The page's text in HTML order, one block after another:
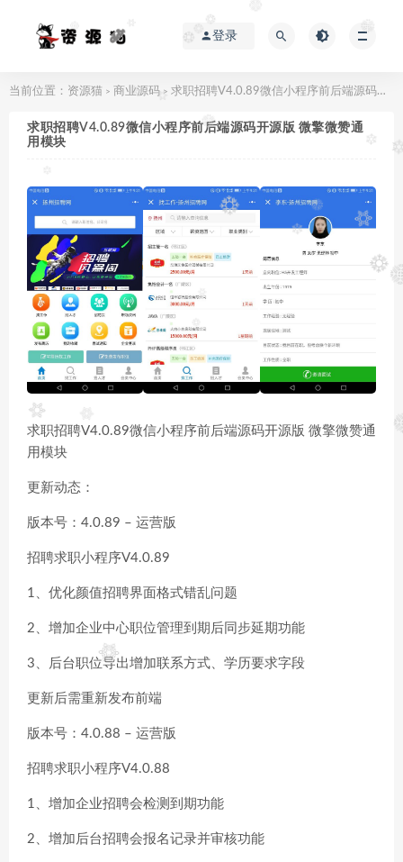
登录
当前位置： 资源猫 > 商业源码 > 求职招聘V4.0.89微信小程序前后端源码开源版 微擎微赞通用模块
求职招聘V4.0.89微信小程序前后端源码开源版 微擎微赞通
用模块
求职招聘V4.0.89微信小程序前后端源码开源版 微擎微赞通
用模块
更新动态：
版本号：4.0.89 – 运营版
招聘求职小程序V4.0.89
1、优化颜值招聘界面格式错乱问题
2、增加企业中心职位管理到期后同步延期功能
3、后台职位导出增加联系方式、学历要求字段
更新后需重新发布前端
版本号：4.0.88 – 运营版
招聘求职小程序V4.0.88
1、增加企业招聘会检测到期功能
2、增加后台招聘会报名记录并审核功能